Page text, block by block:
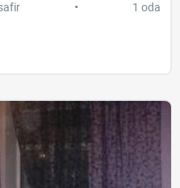
• 1 oda